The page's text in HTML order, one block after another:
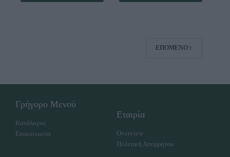
ΕΠΌΜΕΝΟ
Γρήγορο Μενού
Κατάλογος
Επικοινωνία
Εταιρία
Overview
Πολιτική Απορρήτου